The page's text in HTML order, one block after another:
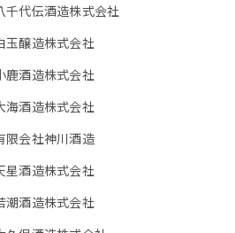
千代伝酒造株式会社
玉醸造株式会社
鹿酒造株式会社
海酒造株式会社
限会社神川酒造
星酒造株式会社
潮酒造株式会社